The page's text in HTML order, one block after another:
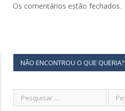
Os comentários estão fechados.
NÃO ENCONTROU O QUE QUERIA?